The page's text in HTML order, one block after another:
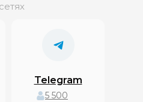
Telegram
5 500